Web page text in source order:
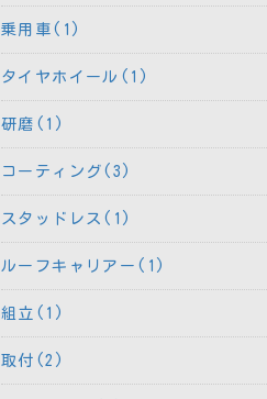
乗用車(1)
タイヤホイール(1)
研磨(1)
コーティング(3)
スタッドレス(1)
ルーフキャリアー(1)
組立(1)
取付(2)